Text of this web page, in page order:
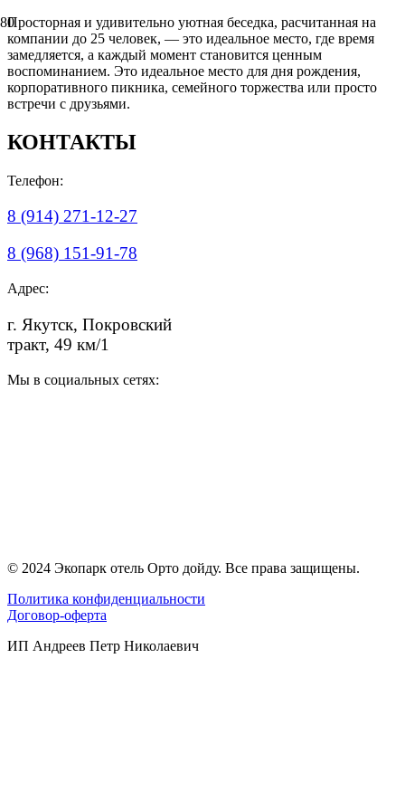
Просторная и удивительно уютная беседка, расчитанная на
компании до 25 человек, — это идеальное место, где время
замедляется, а каждый момент становится ценным
воспоминанием. Это идеальное место для дня рождения,
корпоративного пикника, семейного торжества или просто
встречи с друзьями.
КОНТАКТЫ
Телефон:
8 (914) 271-12-27
8 (968) 151-91-78
Адрес:
г. Якутск, Покровский
тракт, 49 км/1
Мы в социальных сетях:
© 2024 Экопарк отель Орто дойду. Все права защищены.
Политика конфиденциальности
Договор-оферта
ИП Андреев Петр Николаевич